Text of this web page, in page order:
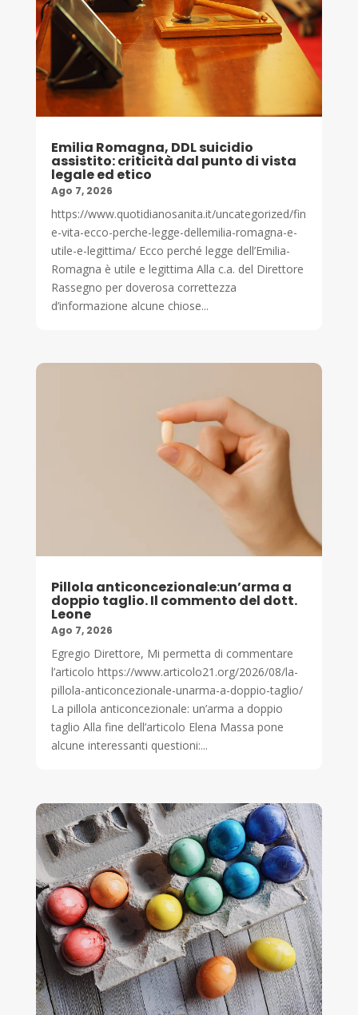
Emilia Romagna, DDL suicidio
assistito: criticità dal punto di vista
legale ed etico
Ago 7, 2026
https://www.quotidianosanita.it/uncategorized/fin
e-vita-ecco-perche-legge-dellemilia-romagna-e-
utile-e-legittima/ Ecco perché legge dell’Emilia-
Romagna è utile e legittima Alla c.a. del Direttore
Rassegno per doverosa correttezza
d’informazione alcune chiose...
Pillola anticoncezionale:un’arma a
doppio taglio. Il commento del dott.
Leone
Ago 7, 2026
Egregio Direttore, Mi permetta di commentare
l’articolo https://www.articolo21.org/2026/08/la-
pillola-anticoncezionale-unarma-a-doppio-taglio/
La pillola anticoncezionale: un’arma a doppio
taglio Alla fine dell’articolo Elena Massa pone
alcune interessanti questioni:...